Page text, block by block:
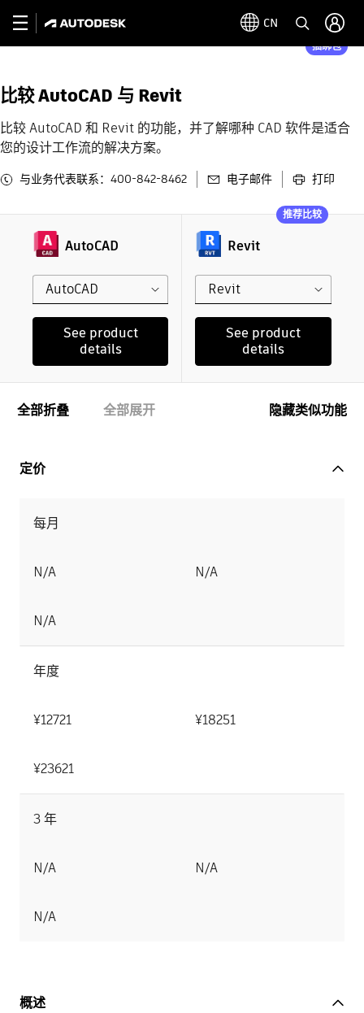
CN
比较 AutoCAD 与 Revit
比较 AutoCAD 和 Revit 的功能，并了解哪种 CAD 软件是适合
您的设计工作流的解决方案。
与业务代表联系：400-842-8462 电子邮件 打印
AutoCAD
AutoCAD
See product
details
Revit
Revit
See product
details
推荐比较
捆绑包
全部折叠 全部展开 隐藏类似功能
定价
每月
N/A N/A
N/A
年度
¥12721 ¥18251
¥23621
3 年
N/A N/A
N/A
概述